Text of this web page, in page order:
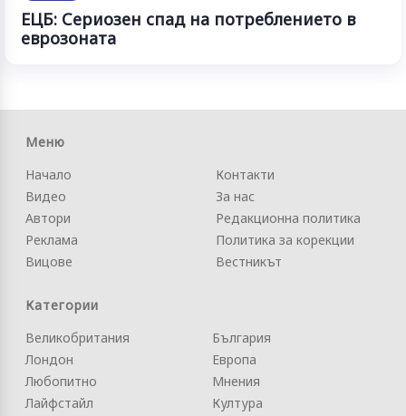
ЕЦБ: Сериозен спад на потреблението в
еврозоната
Меню
Начало
Видео
Автори
Реклама
Вицове
Контакти
За нас
Редакционна политика
Политика за корекции
Вестникът
Категории
Великобритания
Лондон
Любопитно
Лайфстайл
България
Европа
Мнения
Култура